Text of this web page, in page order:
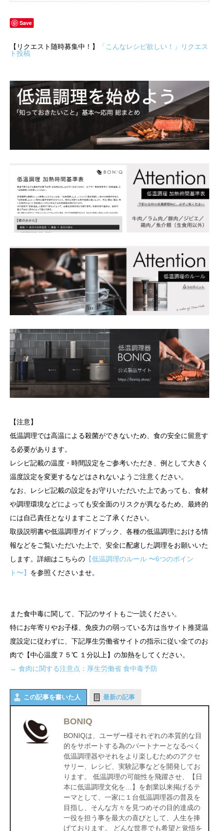
Save
【リクエスト随時募集中！】
「こんなレシピ欲しい！」リクエス
ト投稿
【注意】
低温調理では高温による殺菌ができないため、食の安全に留意す
る必要があります。
レシピ記載の温度・時間設定をご参考いただき、例として大きく
温度設定を変更するなどはされないようご注意ください。
なお、レシピ記載の設定をお守りいただいた上であっても、食材
や調理環境などによっても安全面のリスクが異なるため、最終的
には自己責任となりますことご了承ください。
取扱説明書や低温調理ガイドブック、各種の低温調理における情
報などをご覧いただいた上で、安全に配慮した調理をお願いいた
します。詳細はこちらの 【低温調理のルール 〜6つのポイン
ト〜】 を参照くださいませ。
また食中毒に関して、下記のサイトもご一読ください。
特にお年寄りやお子様、免疫力の弱っている方は当サイト推奨温
度設定に従わずに、下記厚生労働省サイトの指示に従い全てのお
肉で【中心温度７５℃ １分以上】の加熱をしてください。
→ 食肉に関する注意点：厚生労働省 食中毒予防
この記事を書いた人 最新の記事
BONIQ
BONIQは、ユーザー様それぞれの本質的な目
的をサポートする為のパートナーとなるべく
低温調理器やそれをより楽しむためのアクセ
サリー、レシピ、実験記事などを開発してお
ります。 低温調理の可能性を飛躍させ、【日
本に低温調理文化を…】を創業以来掲げるテ
ーマとして、一家に１台低温調理器の普及を
目指し、そんな方々を見つめその目的達成の
一役を担う事を最大の喜びとして、人生を捧
げております。 どんな世界でも希望と覚悟を